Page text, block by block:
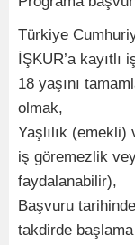
Türkiye
İŞKUR’a kayıtlı
18 yaşını
olmak,
Yaşlılık (emekli)
iş göremezlik
faydalanabilir),
Başvuru
takdirde